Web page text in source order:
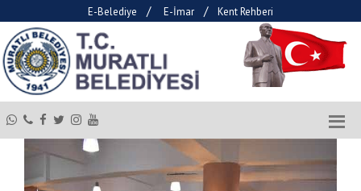
E-Belediye / E-İmar / Kent Rehberi